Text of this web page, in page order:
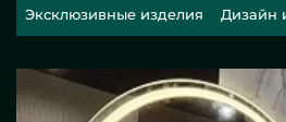
Эксклюзивные изделия Дизайн